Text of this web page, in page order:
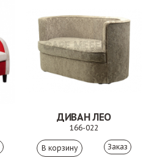
ДИВАН ЛЕО
166-022
Заказ